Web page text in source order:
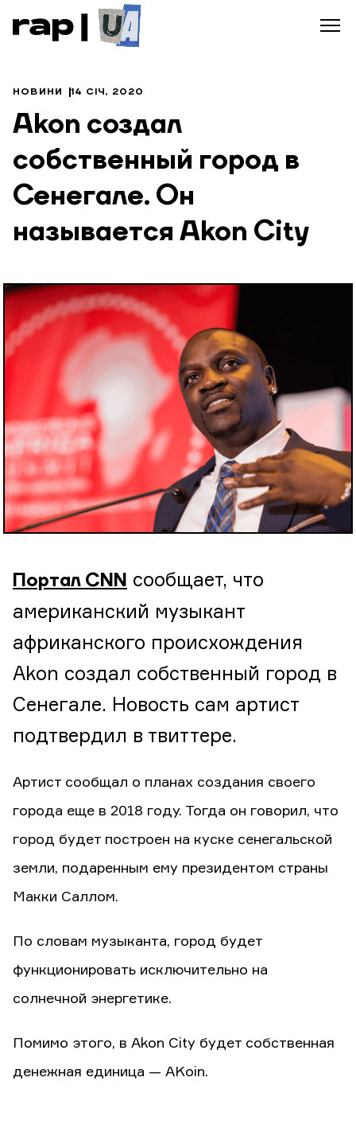
НОВИНИ 14 СІЧ, 2020
Akon создал
собственный город в
Сенегале. Он
называется Akon City
Портал CNN сообщает, что
американский музыкант
африканского происхождения
Akon создал собственный город в
Сенегале. Новость сам артист
подтвердил в твиттере.
Артист сообщал о планах создания своего
города еще в 2018 году. Тогда он говорил, что
город будет построен на куске сенегальской
земли, подаренным ему президентом страны
Макки Саллом.
По словам музыканта, город будет
функционировать исключительно на
солнечной энергетике.
Помимо этого, в Akon City будет собственная
денежная единица — AKoin.